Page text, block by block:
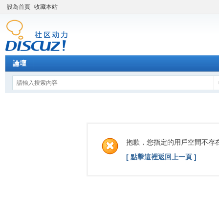
設為首頁 收藏本站
論壇
抱歉，您指定的用戶空間不存
[ 點擊這裡返回上一頁 ]